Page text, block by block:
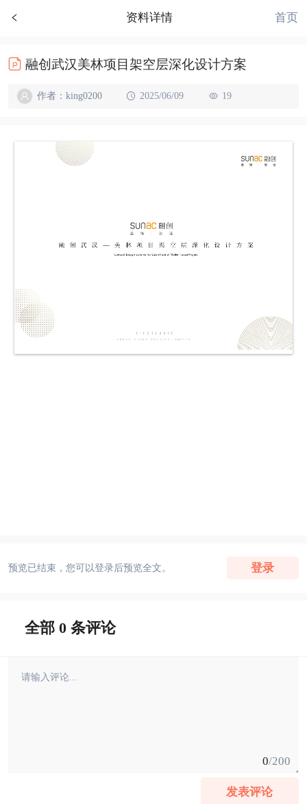
资料详情 首页
融创武汉美林项目架空层深化设计方案
作者：king0200 2025/06/09 19
预览已结束，您可以登录后预览全文。 登录
全部 0 条评论
0/200
发表评论